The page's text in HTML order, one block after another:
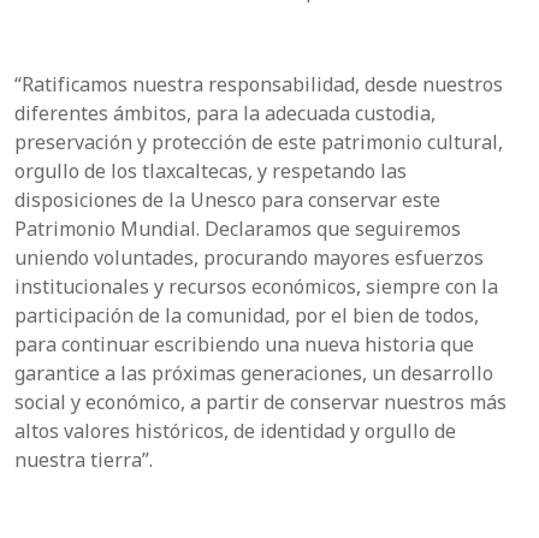
“Ratificamos nuestra responsabilidad, desde nuestros
diferentes ámbitos, para la adecuada custodia,
preservación y protección de este patrimonio cultural,
orgullo de los tlaxcaltecas, y respetando las
disposiciones de la Unesco para conservar este
Patrimonio Mundial. Declaramos que seguiremos
uniendo voluntades, procurando mayores esfuerzos
institucionales y recursos económicos, siempre con la
participación de la comunidad, por el bien de todos,
para continuar escribiendo una nueva historia que
garantice a las próximas generaciones, un desarrollo
social y económico, a partir de conservar nuestros más
altos valores históricos, de identidad y orgullo de
nuestra tierra”.